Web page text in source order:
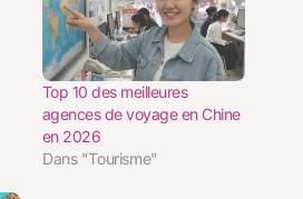
Top 10 des meilleures
agences de voyage en Chine
en 2026
Dans "Tourisme"